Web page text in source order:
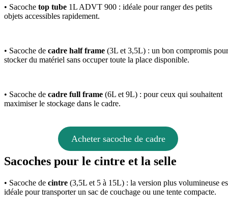
• Sacoche top tube 1L ADVT 900 : idéale pour ranger des petits
objets accessibles rapidement.
• Sacoche de cadre half frame (3L et 3,5L) : un bon compromis pour
stocker du matériel sans occuper toute la place disponible.
• Sacoche de cadre full frame (6L et 9L) : pour ceux qui souhaitent
maximiser le stockage dans le cadre.
Acheter sacoche de cadre
Sacoches pour le cintre et la selle
• Sacoche de cintre (3,5L et 5 à 15L) : la version plus volumineuse
idéale pour transporter un sac de couchage ou une tente compacte.